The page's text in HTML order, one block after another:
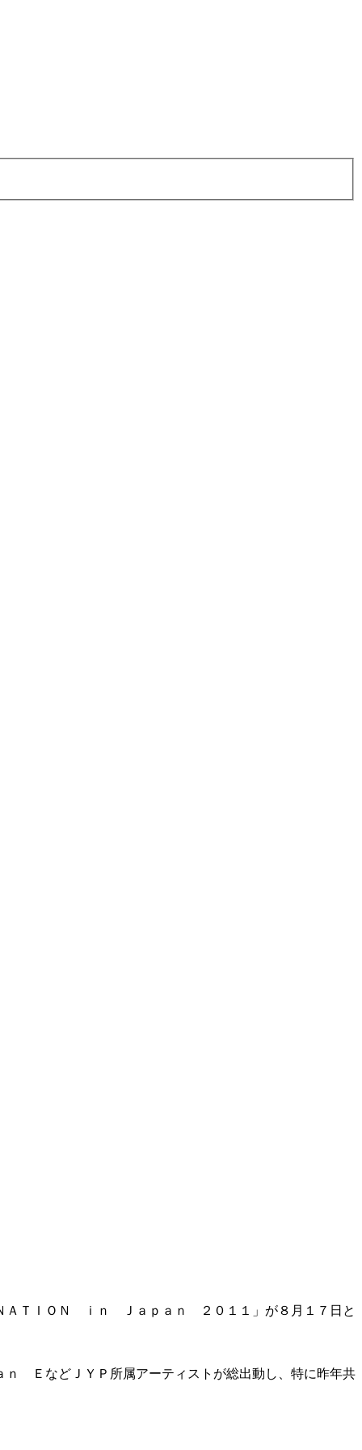
ＡＴＩＯＮ ｉｎ Ｊａｐａｎ ２０１１」が８月１７日と
ｎ ＥなどＪＹＰ所属アーティストが総出動し、特に昨年共